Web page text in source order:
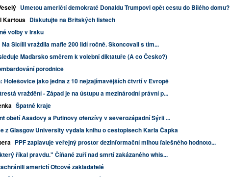
Umetou američtí demokraté Donaldu Trumpovi opět cestu do Bílého domu?
Kartous Diskutujte na Britských listech
volby v Irsku
Na Sicílii vraždila mafie 200 lidí ročně. Skoncovali s tím...
Maďarsko směrem k volební diktatuře (A co Česko?)
porodnice
Holešovice jako jedna z 10 nejzajímavějších čtvrtí v Evropě
vraždění - Západ je na ústupu a mezinárodní právní p...
Špatné kraje
obětí Asadovy a Putinovy ofenzívy v severozápadní Sýrii ...
z Glasgow University vydala knihu o cestopisech Karla Čapka
PPF zaplavuje veřejný prostor dezinformační mlhou falešného hodnoto...
říkal pravdu." Číňané zuří nad smrtí zakázaného whis...
američtí Otcové zakladatelé